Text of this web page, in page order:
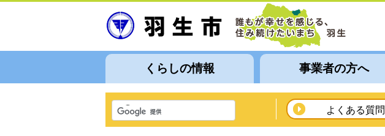
くらしの情報 事業者の方へ
よくある質問